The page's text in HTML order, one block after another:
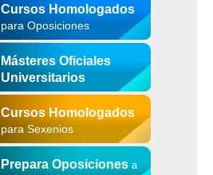
Cursos Homologados
para Oposiciones
Másteres Oficiales
Universitarios
Cursos Homologados
para Sexenios
Prepara Oposiciones a